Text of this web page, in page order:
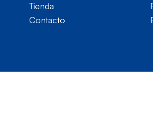
Tienda
Contacto